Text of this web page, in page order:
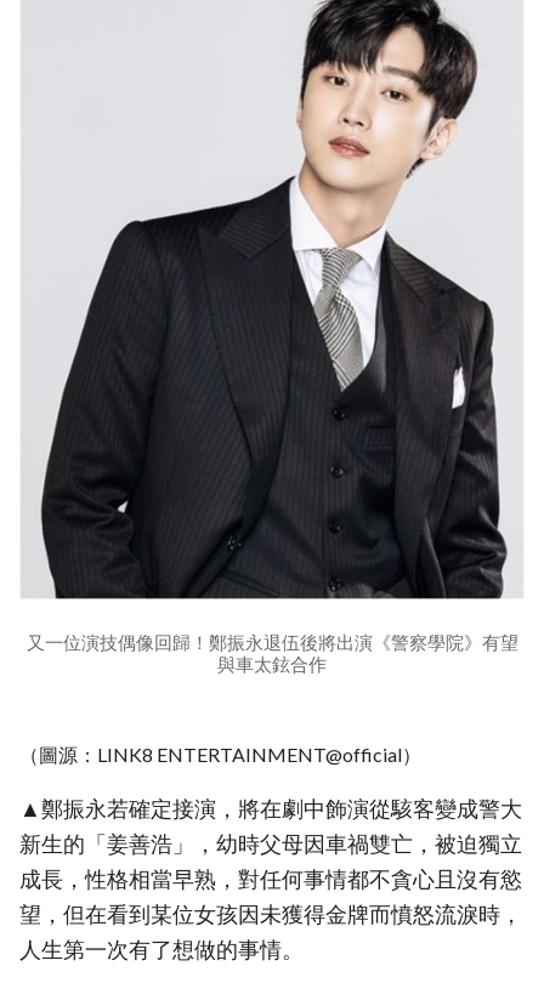
又一位演技偶像回歸！鄭振永退伍後將出演《警察學院》有望
與車太鉉合作
（圖源：LINK8 ENTERTAINMENT@official）
▲鄭振永若確定接演，將在劇中飾演從駭客變成警大
新生的「姜善浩」，幼時父母因車禍雙亡，被迫獨立
成長，性格相當早熟，對任何事情都不貪心且沒有慾
望，但在看到某位女孩因未獲得金牌而憤怒流淚時，
人生第一次有了想做的事情。